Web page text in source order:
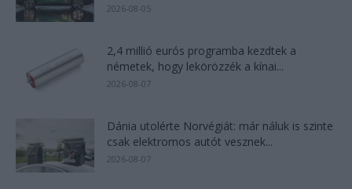
2026-08-05
2,4 millió eurós programba kezdtek a
németek, hogy lekörözzék a kínai...
2026-08-07
Dánia utolérte Norvégiát: már náluk is szinte
csak elektromos autót vesznek...
2026-08-07